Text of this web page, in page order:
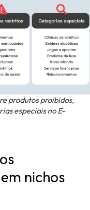
produtos proibidos,
especiais no E-
nichos